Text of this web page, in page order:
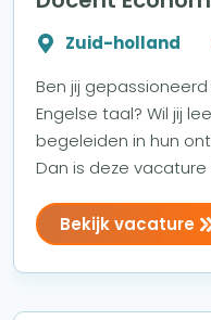
Zuid-holland
Ben jij
Engelse taal? Wil jij
begeleiden in hun
Dan is deze vacature
Bekijk vacature